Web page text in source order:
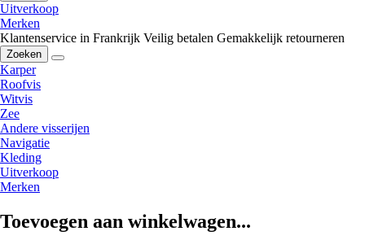
Uitverkoop
Merken
Klantenservice in Frankrijk Veilig betalen Gemakkelijk retourneren
Zoeken
Karper
Roofvis
Witvis
Zee
Andere visserijen
Navigatie
Kleding
Uitverkoop
Merken
Toevoegen aan winkelwagen...